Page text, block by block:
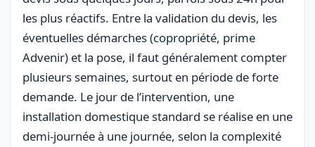
les plus réactifs. Entre la validation du devis, les
éventuelles démarches (copropriété, prime
Advenir) et la pose, il faut généralement compter
plusieurs semaines, surtout en période de forte
demande. Le jour de l’intervention, une
installation domestique standard se réalise en une
demi-journée à une journée, selon la complexité